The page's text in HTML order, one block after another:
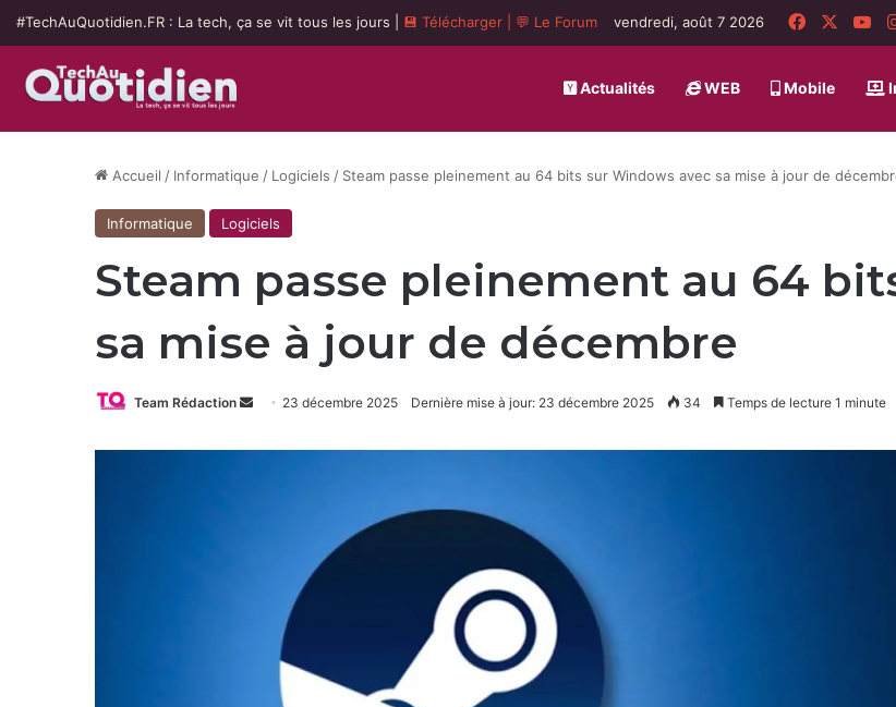
#TechAuQuotidien.FR : La tech, ça se vit tous les jours | 💾 Télécharger 💬 Le Forum vendredi, août 7 2026 Facebook
Actualités WEB Mobile
Accueil / Informatique / Logiciels / Steam passe pleinement au 64 bits sur Windows avec sa mise à jour de
Informatique Logiciels
Steam passe pleinement au 64
sa mise à jour de décembre
Team Rédaction
Envoyer
courriel
23 décembre 2025 Dernière mise à jour: 23 décembre 2025 34 Temps de lecture 1 minute